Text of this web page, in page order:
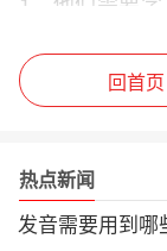
2、提示TA反
3、透过图象资
人所造成的影
回首页
热点新闻
发音需要用到哪